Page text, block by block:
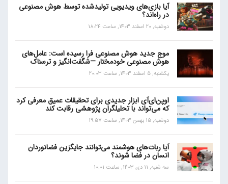
آیا بازی‌های ویدیویی تولیدشده توسط هوش مصنوعی
در راه‌اند؟
دوشنبه, 20 اسفند 1403, ساعت 18:24
موج جدید هوش مصنوعی فرا رسیده است: عامل‌های
هوش مصنوعی خودمختار —شگفت‌انگیز و ترسناک
یکشنبه, 5 اسفند 1403, ساعت 20:03
اوپن‌ای‌آی ابزار جدیدی برای تحقیقات عمیق معرفی کرد
که می‌تواند با تحلیلگران پژوهشی رقابت کند
دوشنبه, 15 بهمن 1403, ساعت 19:57
آیا ربات‌های هوشمند می‌توانند جایگزین فضانوردان
انسان در فضا شوند؟
سه شنبه, 11 دی 1403, ساعت 10:01